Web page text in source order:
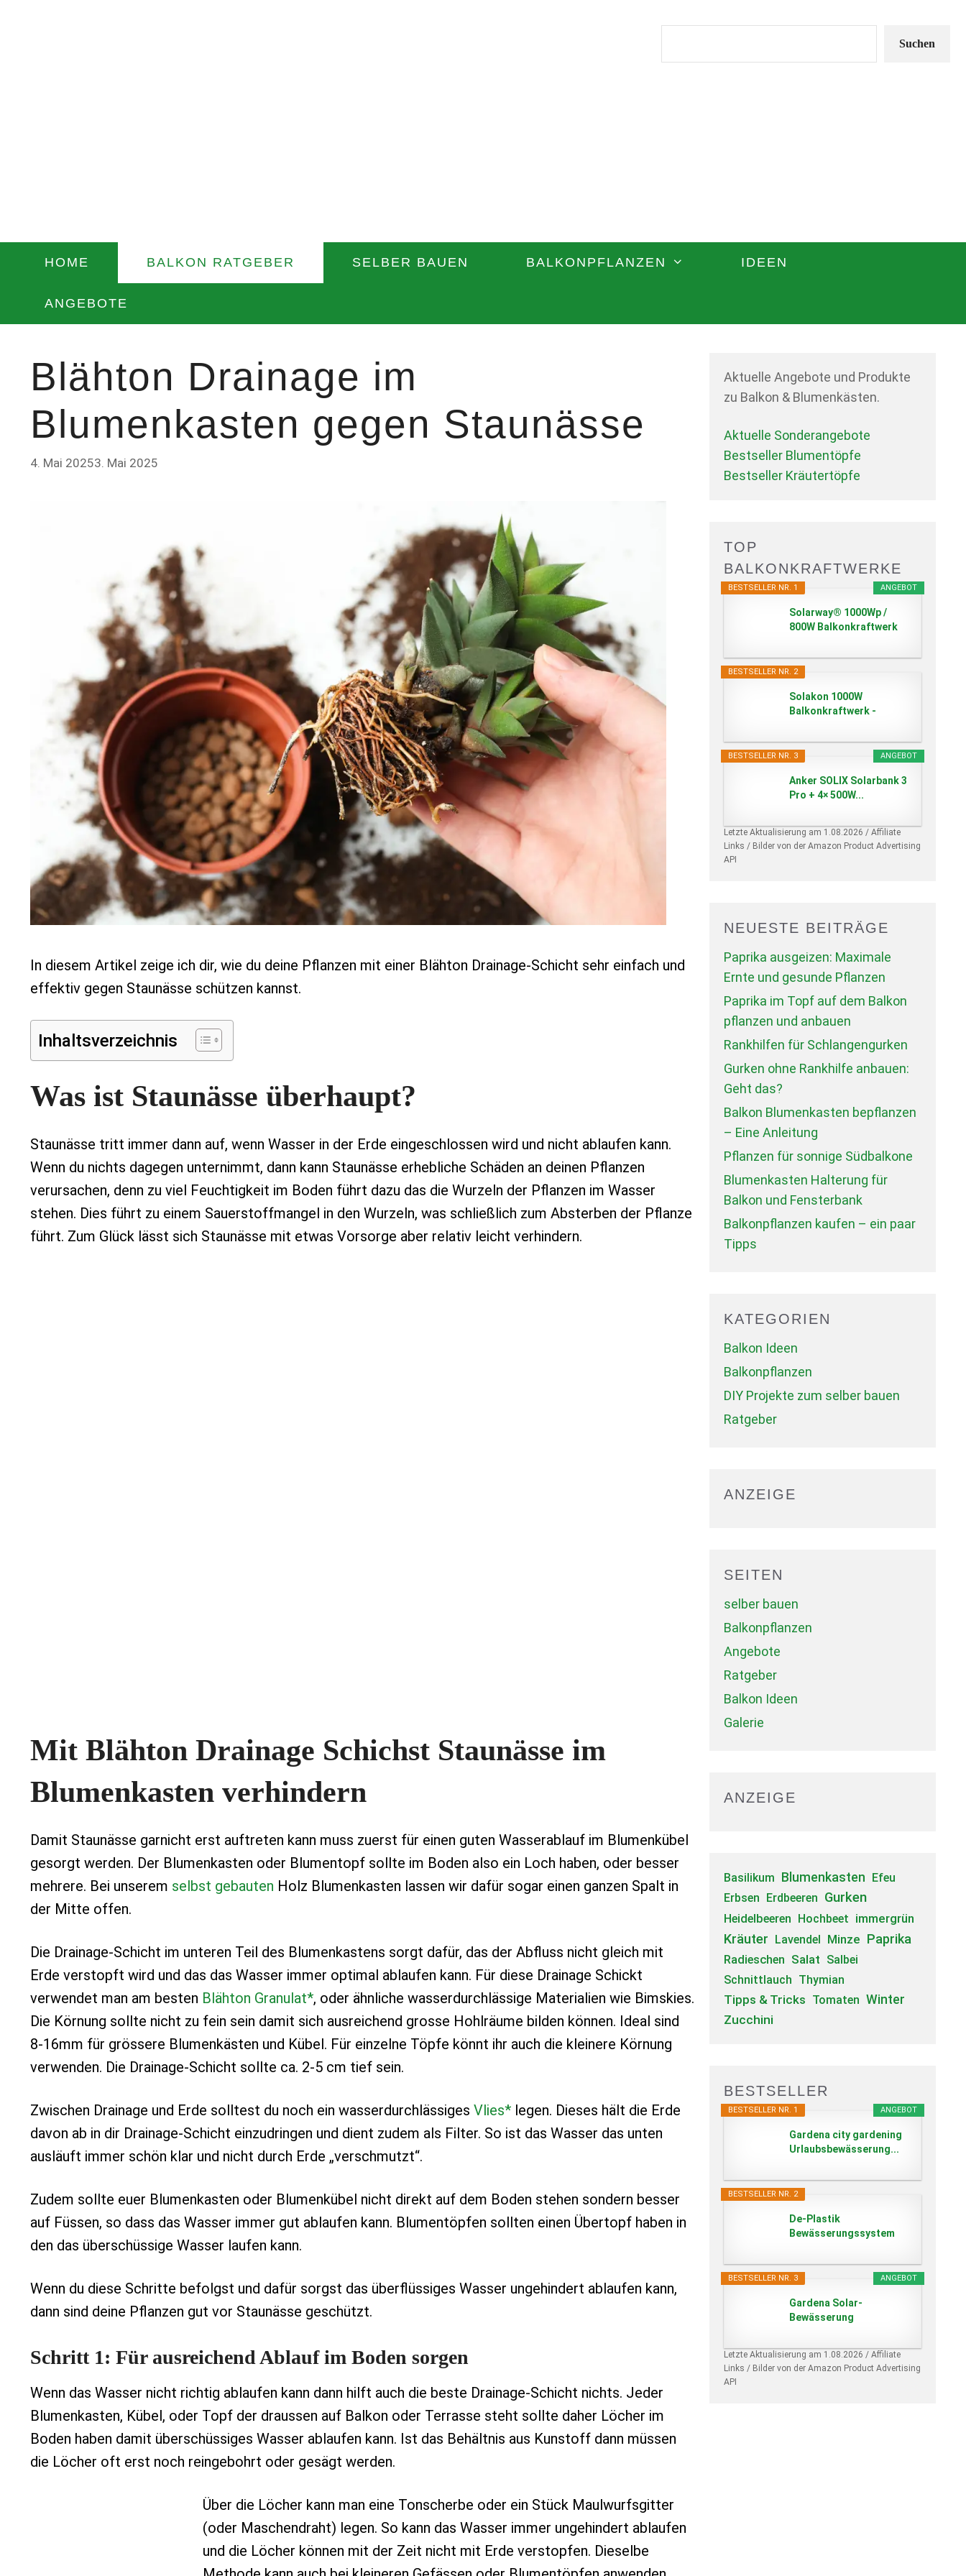
Suchen
HOME BALKON RATGEBER SELBER BAUEN BALKONPFLANZEN IDEEN
ANGEBOTE
Blähton Drainage im
Blumenkasten gegen Staunässe
4. Mai 20253. Mai 2025
In diesem Artikel zeige ich dir, wie du deine Pflanzen mit einer Blähton Drainage-Schicht sehr einfach und
effektiv gegen Staunässe schützen kannst.
Inhaltsverzeichnis
Was ist Staunässe überhaupt?
Staunässe tritt immer dann auf, wenn Wasser in der Erde eingeschlossen wird und nicht ablaufen kann.
Wenn du nichts dagegen unternimmt, dann kann Staunässe erhebliche Schäden an deinen Pflanzen
verursachen, denn zu viel Feuchtigkeit im Boden führt dazu das die Wurzeln der Pflanzen im Wasser
stehen. Dies führt zu einem Sauerstoffmangel in den Wurzeln, was schließlich zum Absterben der Pflanze
führt. Zum Glück lässt sich Staunässe mit etwas Vorsorge aber relativ leicht verhindern.
Mit Blähton Drainage Schichst Staunässe im
Blumenkasten verhindern
Damit Staunässe garnicht erst auftreten kann muss zuerst für einen guten Wasserablauf im Blumenkübel
gesorgt werden. Der Blumenkasten oder Blumentopf sollte im Boden also ein Loch haben, oder besser
mehrere. Bei unserem selbst gebauten Holz Blumenkasten lassen wir dafür sogar einen ganzen Spalt in
der Mitte offen.
Die Drainage-Schicht im unteren Teil des Blumenkastens sorgt dafür, das der Abfluss nicht gleich mit
Erde verstopft wird und das das Wasser immer optimal ablaufen kann. Für diese Drainage Schickt
verwendet man am besten Blähton Granulat*, oder ähnliche wasserdurchlässige Materialien wie Bimskies.
Die Körnung sollte nicht zu fein sein damit sich ausreichend grosse Hohlräume bilden können. Ideal sind
8-16mm für grössere Blumenkästen und Kübel. Für einzelne Töpfe könnt ihr auch die kleinere Körnung
verwenden. Die Drainage-Schicht sollte ca. 2-5 cm tief sein.
Zwischen Drainage und Erde solltest du noch ein wasserdurchlässiges Vlies* legen. Dieses hält die Erde
davon ab in dir Drainage-Schicht einzudringen und dient zudem als Filter. So ist das Wasser das unten
ausläuft immer schön klar und nicht durch Erde „verschmutzt“.
Zudem sollte euer Blumenkasten oder Blumenkübel nicht direkt auf dem Boden stehen sondern besser
auf Füssen, so dass das Wasser immer gut ablaufen kann. Blumentöpfen sollten einen Übertopf haben in
den das überschüssige Wasser laufen kann.
Wenn du diese Schritte befolgst und dafür sorgst das überflüssiges Wasser ungehindert ablaufen kann,
dann sind deine Pflanzen gut vor Staunässe geschützt.
Schritt 1: Für ausreichend Ablauf im Boden sorgen
Wenn das Wasser nicht richtig ablaufen kann dann hilft auch die beste Drainage-Schicht nichts. Jeder
Blumenkasten, Kübel, oder Topf der draussen auf Balkon oder Terrasse steht sollte daher Löcher im
Boden haben damit überschüssiges Wasser ablaufen kann. Ist das Behältnis aus Kunstoff dann müssen
die Löcher oft erst noch reingebohrt oder gesägt werden.
Über die Löcher kann man eine Tonscherbe oder ein Stück Maulwurfsgitter
(oder Maschendraht) legen. So kann das Wasser immer ungehindert ablaufen
und die Löcher können mit der Zeit nicht mit Erde verstopfen. Dieselbe
Aktuelle Angebote und Produkte
zu Balkon & Blumenkästen.
Aktuelle Sonderangebote
Bestseller Blumentöpfe
Bestseller Kräutertöpfe
TOP
BALKONKRAFTWERKE
ANGEBOT
BESTSELLER NR. 1
Solarway® 1000Wp /
800W Balkonkraftwerk
BESTSELLER NR. 2
Solakon 1000W
Balkonkraftwerk -
ANGEBOT
BESTSELLER NR. 3
Anker SOLIX Solarbank 3
Pro + 4× 500W...
Letzte Aktualisierung am 1.08.2026 / Affiliate
Links / Bilder von der Amazon Product Advertising
API
NEUESTE BEITRÄGE
Paprika ausgeizen: Maximale
Ernte und gesunde Pflanzen
Paprika im Topf auf dem Balkon
pflanzen und anbauen
Rankhilfen für Schlangengurken
Gurken ohne Rankhilfe anbauen:
Geht das?
Balkon Blumenkasten bepflanzen
– Eine Anleitung
Pflanzen für sonnige Südbalkone
Blumenkasten Halterung für
Balkon und Fensterbank
Balkonpflanzen kaufen – ein paar
Tipps
KATEGORIEN
Balkon Ideen
Balkonpflanzen
DIY Projekte zum selber bauen
Ratgeber
ANZEIGE
SEITEN
selber bauen
Balkonpflanzen
Angebote
Ratgeber
Balkon Ideen
Galerie
ANZEIGE
Basilikum Blumenkasten
Efeu
Erbsen
Erdbeeren Gurken
Heidelbeeren Hochbeet immergrün
Kräuter Lavendel Minze Paprika
Radieschen Salat Salbei
Schnittlauch Thymian
Tipps & Tricks Tomaten Winter
Zucchini
BESTSELLER
ANGEBOT
BESTSELLER NR. 1
Gardena city gardening
Urlaubsbewässerung...
BESTSELLER NR. 2
De-Plastik
Bewässerungssystem
ANGEBOT
BESTSELLER NR. 3
Gardena Solar-
Bewässerung
Letzte Aktualisierung am 1.08.2026 / Affiliate
Links / Bilder von der Amazon Product Advertising
API